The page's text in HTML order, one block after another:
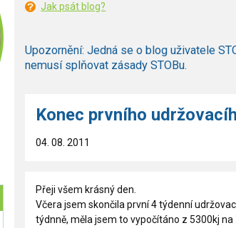
Jak psát blog?
Upozornění: Jedná se o blog uživatele
nemusí splňovat zásady STOBu.
Konec prvního
04. 08. 2011
Přeji všem krásný den.
Včera jsem skončila první 4 týdenní
týdnně, měla jsem to vypočítáno z 5300kj